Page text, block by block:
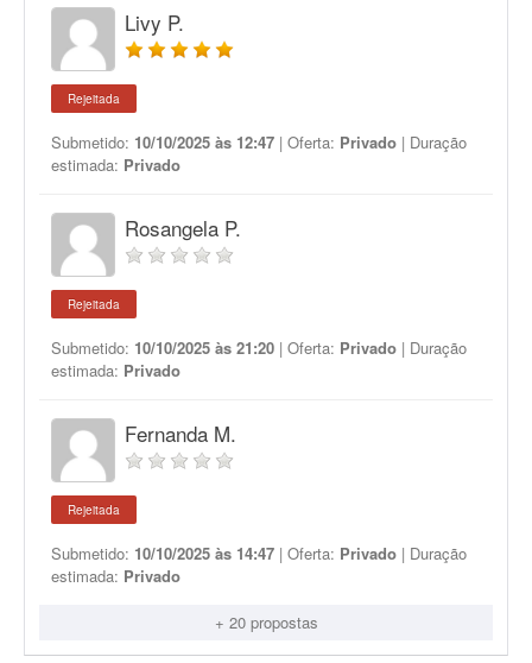
Livy P.
Rejeitada
Submetido: 10/10/2025 às 12:47 | Oferta: Privado | Duração
estimada: Privado
Rosangela P.
Rejeitada
Submetido: 10/10/2025 às 21:20 | Oferta: Privado | Duração
estimada: Privado
Fernanda M.
Rejeitada
Submetido: 10/10/2025 às 14:47 | Oferta: Privado | Duração
estimada: Privado
+ 20 propostas